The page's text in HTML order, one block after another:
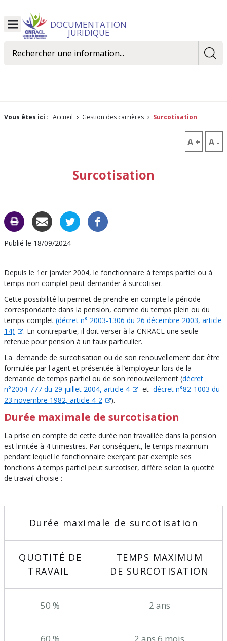
Ouvrir DOCUMENTATION
JURIDIQUE
Vous êtes ici : Accueil Gestion des carrières Surcotisation
A +
DES
A -
Surcotisation
Publié le 18/09/2024
Depuis le 1er janvier 2004, le fonctionnaire à temps partiel ou à
temps non complet peut demander à surcotiser.
Cette possibilité lui permet de prendre en compte la période
correspondante dans la pension, comme du temps plein ou du
temps complet (décret n° 2003-1306 du 26 décembre 2003, article
14)
. En contrepartie, il doit verser à la CNRACL une seule
retenue pour pension à un taux particulier.
La demande de surcotisation ou de son renouvellement doit être
formulée par l'agent et présentée à l’employeur lors de la
demande de temps partiel ou de son renouvellement (décret
n°2004-777 du 29 juillet 2004, article 4
et décret n°82-1003 du
23 novembre 1982, article 4-2
).
Durée maximale de surcotisation
La prise en compte de cette durée non travaillée dans la pension
est limitée à 4 trimestres. Par conséquent, le temps maximum
pendant lequel le fonctionnaire exerçant par exemple ses
fonctions à temps partiel peut surcotiser, diffère selon la quotité
de travail choisie :
Durée maximale de surcotisation
QUOTITÉ DE
TRAVAIL
TEMPS MAXIMUM
DE SURCOTISATION
50 % 2 ans